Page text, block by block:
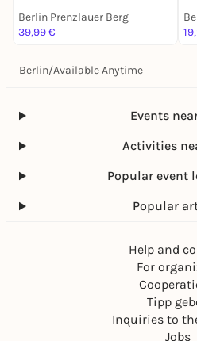
Berlin Prenzlauer Berg
39,99 €
Berlin/Available Anytime
Events
Activities
Popular event
Popular
Help and
For
Tipp
Inquiries to
Jobs